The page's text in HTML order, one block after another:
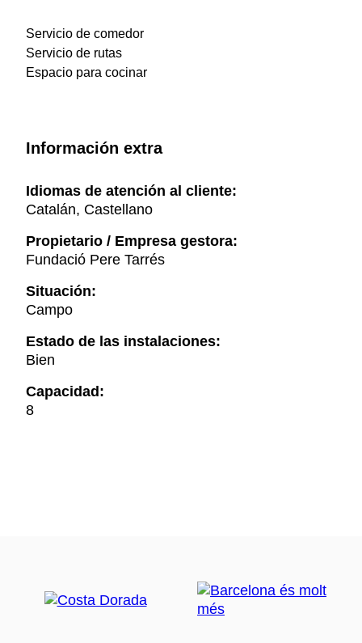
Servicio de comedor
Servicio de rutas
Espacio para cocinar
Información extra
Idiomas de atención al cliente:
Catalán, Castellano
Propietario / Empresa gestora:
Fundació Pere Tarrés
Situación:
Campo
Estado de las instalaciones:
Bien
Capacidad:
8